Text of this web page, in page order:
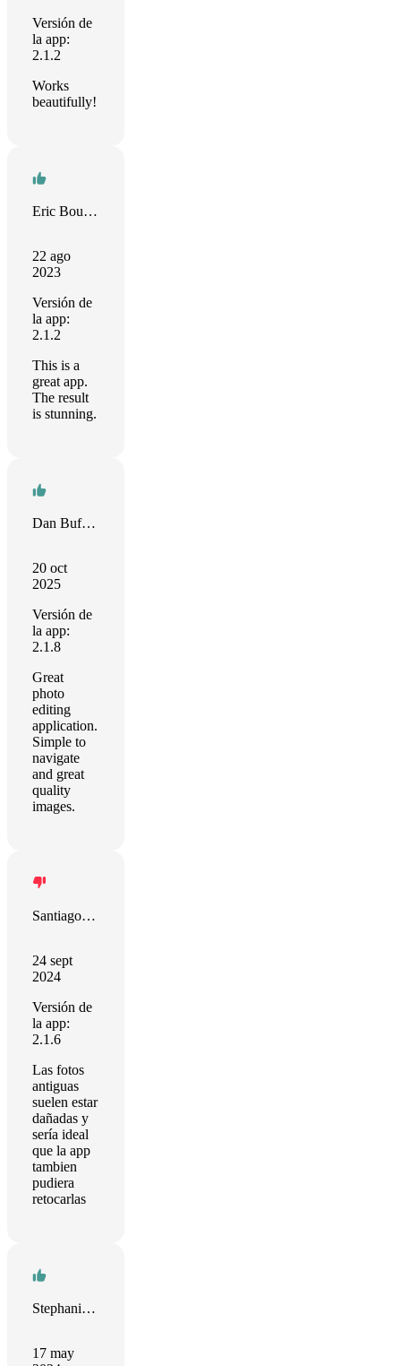
Versión de
la app:
2.1.2
Works
beautifully!
Eric Bouchut
22 ago
2023
Versión de
la app:
2.1.2
This is a
great app.
The result
is stunning.
Dan Buffington
20 oct
2025
Versión de
la app:
2.1.8
Great
photo
editing
application.
Simple to
navigate
and great
quality
images.
Santiago Morán Suárez
24 sept
2024
Versión de
la app:
2.1.6
Las fotos
antiguas
suelen estar
dañadas y
sería ideal
que la app
tambien
pudiera
retocarlas
Stephanie Armstrong
17 may